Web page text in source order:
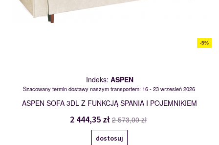
Indeks: ASPEN
-5%
Szacowany termin dostawy naszym transportem: 16 - 23 wrzesień 2026
ASPEN SOFA 3DL Z FUNKCJĄ SPANIA I POJEMNIKIEM
2 444,35 zł 2 573,00 zł
dostosuj